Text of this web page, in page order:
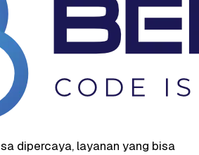
dipercaya, layanan yang bisa